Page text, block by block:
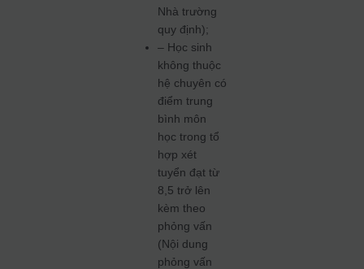
Nhà trường
quy định);
– Học sinh
không thuộc
hệ chuyên có
điểm trung
bình môn
học trong tổ
hợp xét
tuyển đạt từ
8,5 trở lên
kèm theo
phỏng vấn
(Nội dung
phỏng vấn